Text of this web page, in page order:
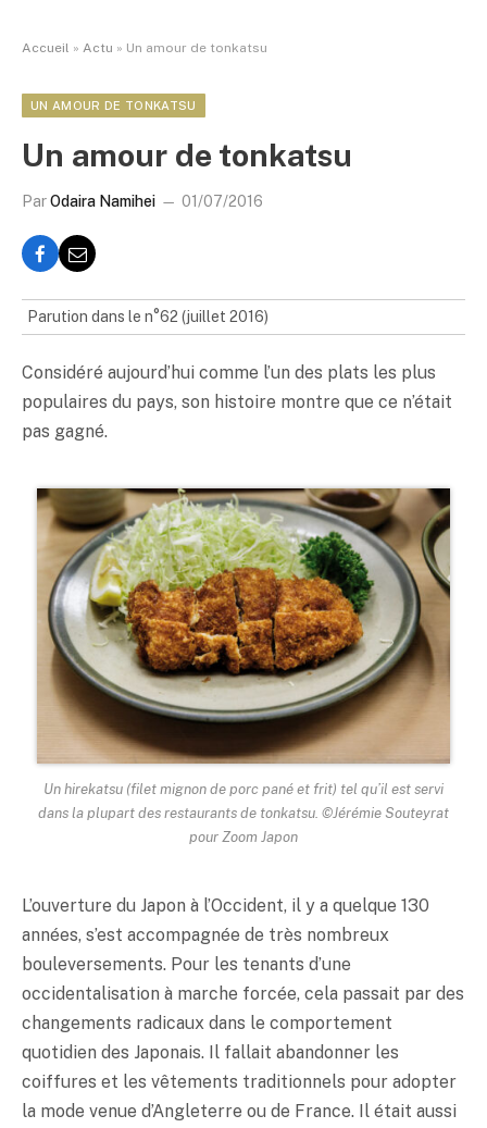
Accueil » Actu » Un amour de tonkatsu
UN AMOUR DE TONKATSU
Un amour de tonkatsu
ParOdaira Namihei 01/07/2016
Parution dans le n°62 (juillet 2016)
Considéré aujourd’hui comme l’un des plats les plus
populaires du pays, son histoire montre que ce n’était
pas gagné.
Un hirekatsu (filet mignon de porc pané et frit) tel qu’il est servi
dans la plupart des restaurants de tonkatsu. ©Jérémie Souteyrat
pour Zoom Japon
L’ouverture du Japon à l’Occident, il y a quelque 130
années, s’est accompagnée de très nombreux
bouleversements. Pour les tenants d’une
occidentalisation à marche forcée, cela passait par des
changements radicaux dans le comportement
quotidien des Japonais. Il fallait abandonner les
coiffures et les vêtements traditionnels pour adopter
la mode venue d’Angleterre ou de France. Il était aussi